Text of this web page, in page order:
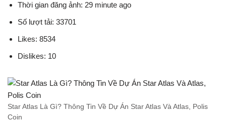
Thời gian đăng ảnh: 29 minute ago
Số lượt tải: 33701
Likes: 8534
Dislikes: 10
Star Atlas Là Gì? Thông Tin Về Dự Án Star Atlas Và Atlas, Polis
Coin